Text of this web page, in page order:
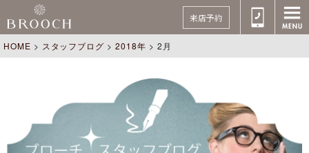
来店予約
HOME > スタッフブログ >2018年 > 2月